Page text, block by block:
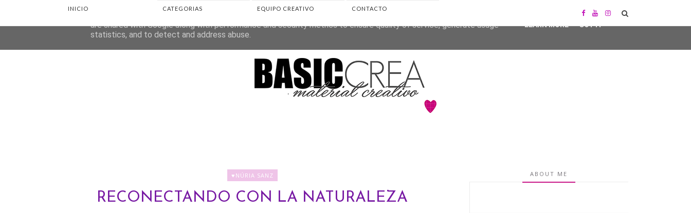
INICIO CATEGORIAS EQUIPO CREATIVO CONTACTO
♥NÚRIA SANZ
RECONECTANDO CON LA NATURALEZA
ABOUT ME
This site uses cookies from Google to deliver its services and to analyze traffic. Your IP address and user-agent
are shared with Google along with performance and security metrics to ensure quality of service, generate usage
statistics, and to detect and address abuse.
LEARN MORE GOT IT